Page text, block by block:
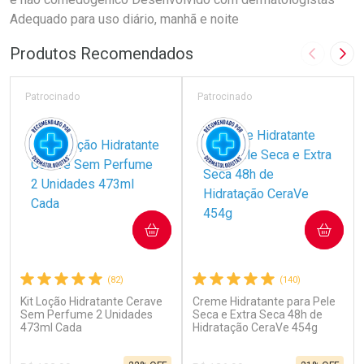
Adequado para uso diário, manhã e noite
Produtos Recomendados Imagem
(82)
Kit Loção Hidratante Cerave
Sem Perfume 2 Unidades
473ml Cada
Patrocinado
COMPRAR
(140)
Creme Hidratante para Pele
Seca e Extra Seca 48h de
Hidratação CeraVe 454g
Patrocinado
COMPRAR